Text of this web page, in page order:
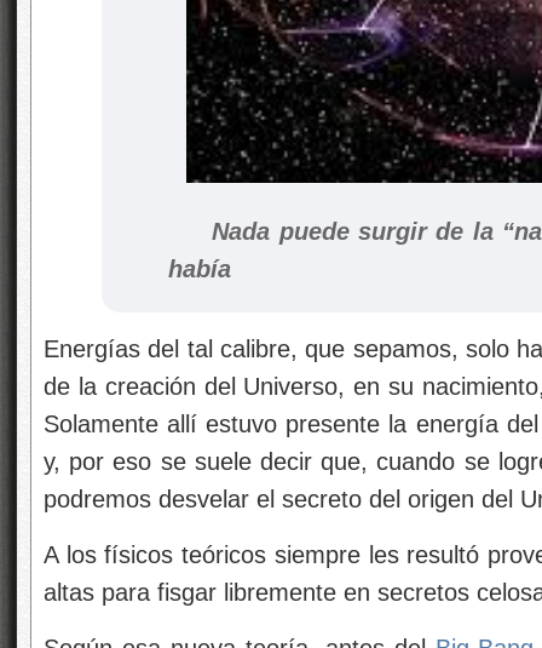
Nada puede surgir de la
había
Energías del tal calibre, que sepamos, solo
de la creación del Universo, en su
Solamente allí estuvo presente la energía
y, por eso se suele decir que, cuando se
podremos desvelar el secreto del origen del
A los físicos teóricos siempre les resultó
altas para fisgar libremente en secretos